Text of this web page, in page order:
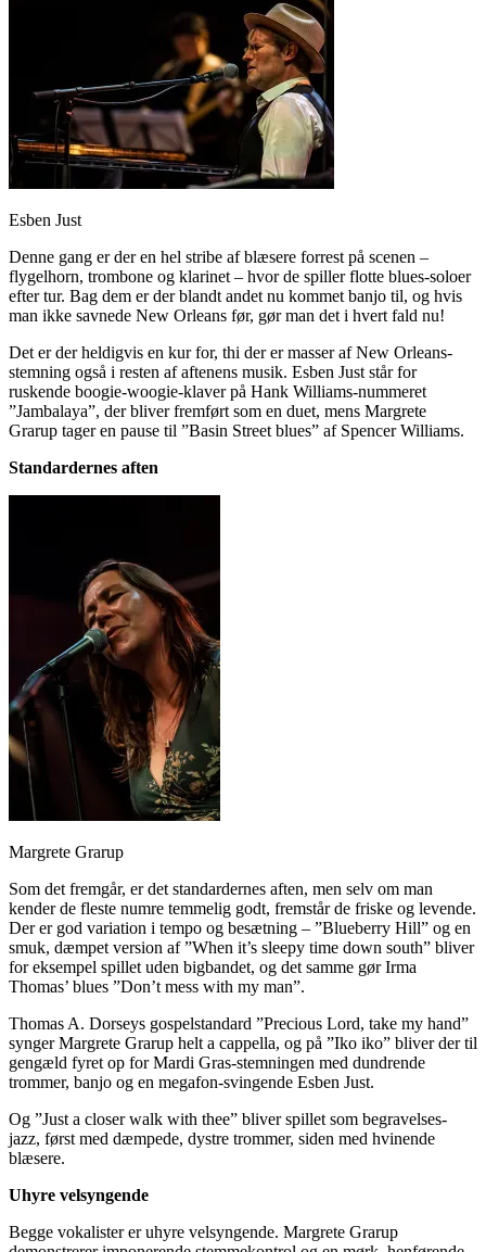
Esben Just
Denne gang er der en hel stribe af blæsere forrest på scenen –
flygelhorn, trombone og klarinet – hvor de spiller flotte blues-soloer
efter tur. Bag dem er der blandt andet nu kommet banjo til, og hvis
man ikke savnede New Orleans før, gør man det i hvert fald nu!
Det er der heldigvis en kur for, thi der er masser af New Orleans-
stemning også i resten af aftenens musik. Esben Just står for
ruskende boogie-woogie-klaver på Hank Williams-nummeret
”Jambalaya”, der bliver fremført som en duet, mens Margrete
Grarup tager en pause til ”Basin Street blues” af Spencer Williams.
Standardernes aften
Margrete Grarup
Som det fremgår, er det standardernes aften, men selv om man
kender de fleste numre temmelig godt, fremstår de friske og levende.
Der er god variation i tempo og besætning – ”Blueberry Hill” og en
smuk, dæmpet version af ”When it’s sleepy time down south” bliver
for eksempel spillet uden bigbandet, og det samme gør Irma
Thomas’ blues ”Don’t mess with my man”.
Thomas A. Dorseys gospelstandard ”Precious Lord, take my hand”
synger Margrete Grarup helt a cappella, og på ”Iko iko” bliver der til
gengæld fyret op for Mardi Gras-stemningen med dundrende
trommer, banjo og en megafon-svingende Esben Just.
Og ”Just a closer walk with thee” bliver spillet som begravelses-
jazz, først med dæmpede, dystre trommer, siden med hvinende
blæsere.
Uhyre velsyngende
Begge vokalister er uhyre velsyngende. Margrete Grarup